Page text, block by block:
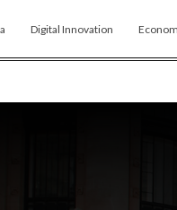
Digital Innovation